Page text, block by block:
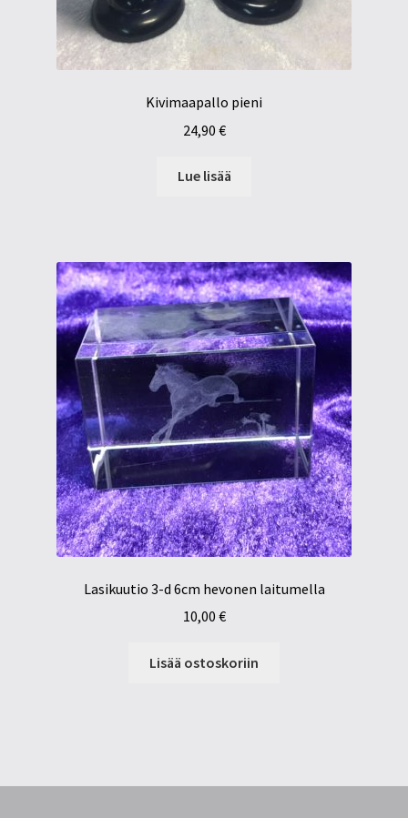
Kivimaapallo pieni
24,90 €
Lue lisää
Lasikuutio 3-d 6cm hevonen laitumella
10,00 €
Lisää ostoskoriin